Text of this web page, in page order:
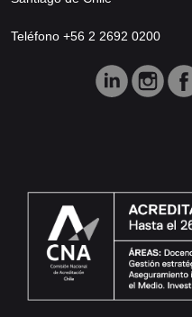
Teléfono +56 2 2692 0200